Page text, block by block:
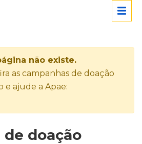
não existe.
as campanhas de doação
e ajude a Apae:
de doação